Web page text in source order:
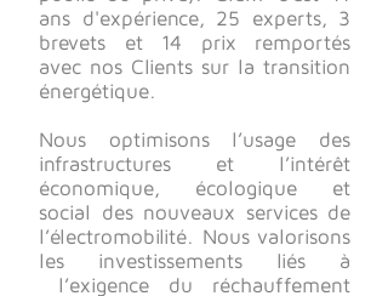
ans d'expérience, 25 experts, 3
brevets et 14 prix remportés
avec nos Clients sur la transition
énergétique.
Nous optimisons l’usage des
infrastructures et l’intérêt
économique, écologique et
social des nouveaux services de
l’électromobilité. Nous valorisons
les investissements liés à
l’exigence du réchauffement